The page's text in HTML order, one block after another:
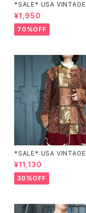
*SALE* USA
EX HALF SLEEVE
PATTERNED ONE
メリカ古着半袖花柄ワン
¥1,950
70%OFF
*SALE* USA
go moon
BROIDERY DESIGN
T/アメリカ古着パッチワー
繍ジャケット
¥11,130
30%OFF